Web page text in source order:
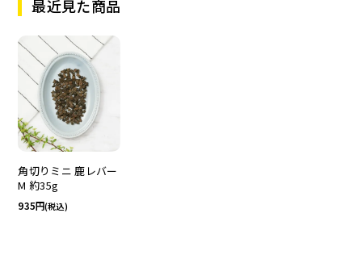
最近見た商品
角切りミニ 鹿レバー
M 約35g
935 (税込)